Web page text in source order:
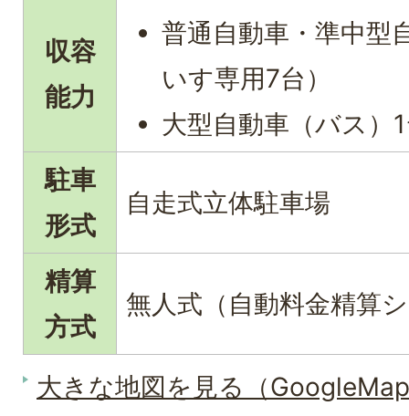
収容
能力
普通自動車・準中型
いす専用7台）
大型自動車（バス）
駐車
形式
自走式立体駐車場
精算
方式
無人式（自動料金精算
大きな地図を見る（